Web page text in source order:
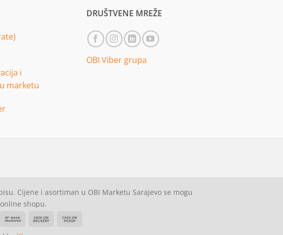
i
marketu
DRUŠTVENE MREŽE
OBI Viber grupa
Cijene i asortiman u OBI Marketu Sarajevo se mogu
shopu.
Bank
Cash